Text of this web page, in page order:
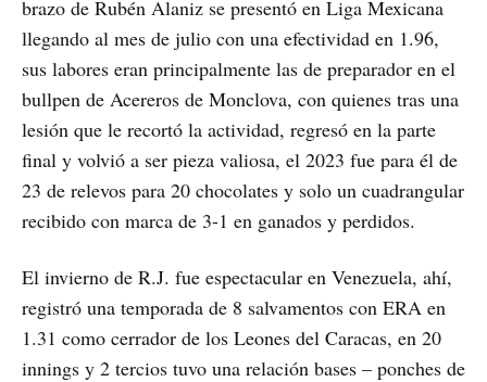
brazo de Rubén Alaniz se presentó en Liga Mexicana
llegando al mes de julio con una efectividad en 1.96,
sus labores eran principalmente las de preparador en el
bullpen de Acereros de Monclova, con quienes tras una
lesión que le recortó la actividad, regresó en la parte
final y volvió a ser pieza valiosa, el 2023 fue para él de
23 de relevos para 20 chocolates y solo un cuadrangular
recibido con marca de 3-1 en ganados y perdidos.
El invierno de R.J. fue espectacular en Venezuela, ahí,
registró una temporada de 8 salvamentos con ERA en
1.31 como cerrador de los Leones del Caracas, en 20
innings y 2 tercios tuvo una relación bases – ponches de